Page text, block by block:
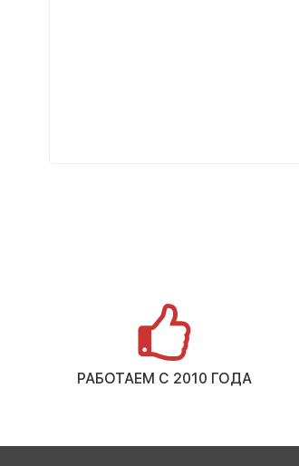
РАБОТАЕМ С 2010 ГОДА